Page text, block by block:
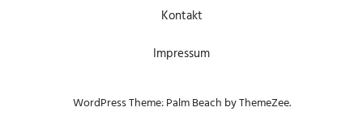
Kontakt
Impressum
WordPress Theme: Palm Beach by ThemeZee.